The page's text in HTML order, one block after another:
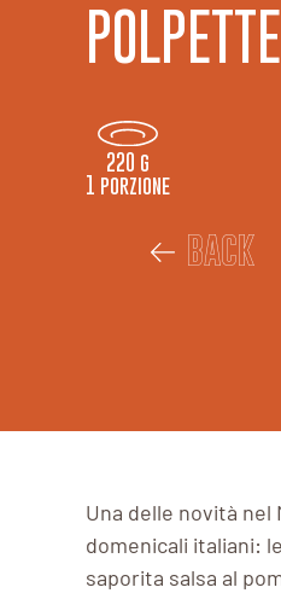
220 g
1 porzione
BACK
Una delle novità nel
domenicali italiani:
saporita salsa al